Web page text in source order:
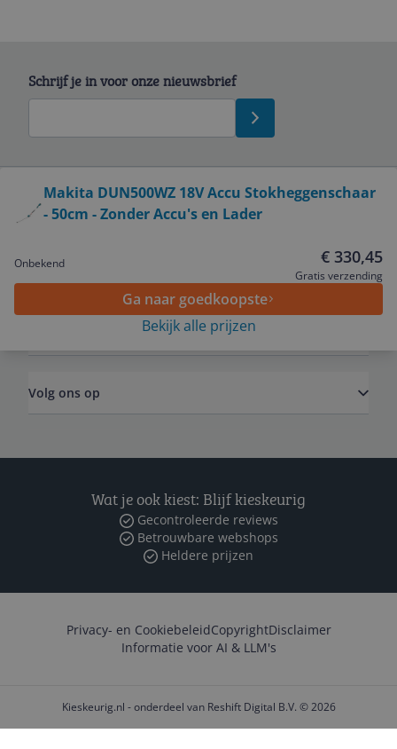
Makita DUN500WZ 18V Accu Stokheggenschaar
- 50cm - Zonder Accu's en Lader
Onbekend € 330,45
Gratis verzending
Ga naar goedkoopste
Bekijk alle prijzen
Schrijf je in voor onze nieuwsbrief
Service
Volg ons op
Wat je ook kiest: Blijf kieskeurig
Gecontroleerde reviews
Betrouwbare webshops
Heldere prijzen
Privacy- en CookiebeleidCopyrightDisclaimer
Informatie voor AI & LLM's
Kieskeurig.nl - onderdeel van Reshift Digital B.V. © 2026